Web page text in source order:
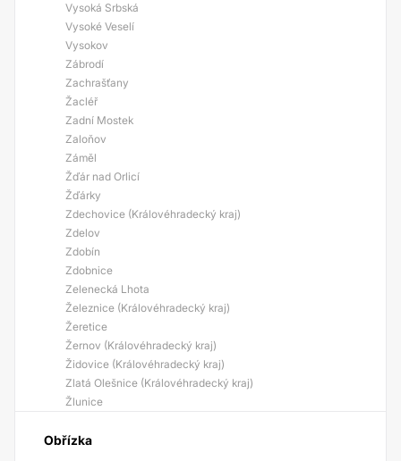
Vysoká Srbská
Vysoké Veselí
Vysokov
Zábrodí
Zachrašťany
Žacléř
Zadní Mostek
Zaloňov
Záměl
Žďár nad Orlicí
Žďárky
Zdechovice (Královéhradecký kraj)
Zdelov
Zdobín
Zdobnice
Zelenecká Lhota
Železnice (Královéhradecký kraj)
Žeretice
Žernov (Královéhradecký kraj)
Židovice (Královéhradecký kraj)
Zlatá Olešnice (Královéhradecký kraj)
Žlunice
Obřízka